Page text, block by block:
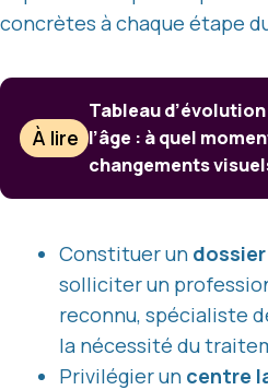
concrètes à chaque étape
À lire
Tableau
l’âge : à quel
changements
Constituer un
solliciter un
reconnu, spécialiste
la nécessité du
Privilégier un centre